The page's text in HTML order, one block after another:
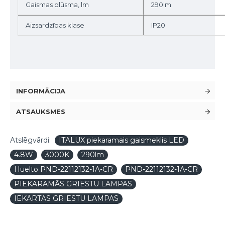
Gaismas plūsma, lm 290lm
Aizsardzības klase IP20
INFORMĀCIJA
ATSAUKSMES
Atslēgvārdi:
ITALUX piekaramais gaismeklis LED
4.8W
3000K
290lm
Huelto PND-22112132-1A-CR
PND-22112132-1A-CR
PIEKARAMĀS GRIESTU LAMPAS
IEKĀRTAS GRIESTU LAMPAS